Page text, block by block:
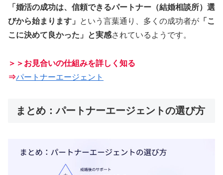
「婚活の成功は、信頼できるパートナー（結婚相談所）選
びから始まります」
という言葉通り、多くの成功者が 「こ
こに決めて良かった」と実感されているようです。
＞＞お見合いの仕組みを詳しく知る
⇒パートナーエージェント
まとめ：パートナーエージェントの選び方